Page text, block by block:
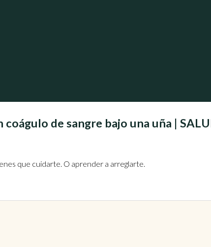
de sangre bajo una uña |
que cuidarte. O aprender a arreglarte.